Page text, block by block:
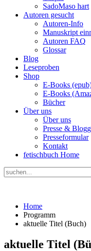
SadoMaso hart
Autoren gesucht
Autoren-Info
Manuskript
Autoren FAQ
Glossar
Blog
Leseproben
Shop
E-Books
E-Books
Bücher
Über uns
Über uns
Presse &
Presseformular
Kontakt
fetischbuch Home
Home
Programm
aktuelle Titel (Buch)
aktuelle Titel